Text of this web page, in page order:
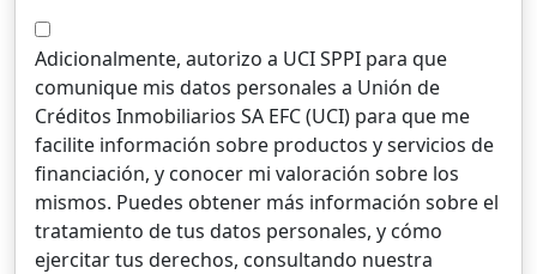
Adicionalmente, autorizo a UCI SPPI para que
comunique mis datos personales a Unión de
Créditos Inmobiliarios SA EFC (UCI) para que me
facilite información sobre productos y servicios de
financiación, y conocer mi valoración sobre los
mismos. Puedes obtener más información sobre el
tratamiento de tus datos personales, y cómo
ejercitar tus derechos, consultando nuestra